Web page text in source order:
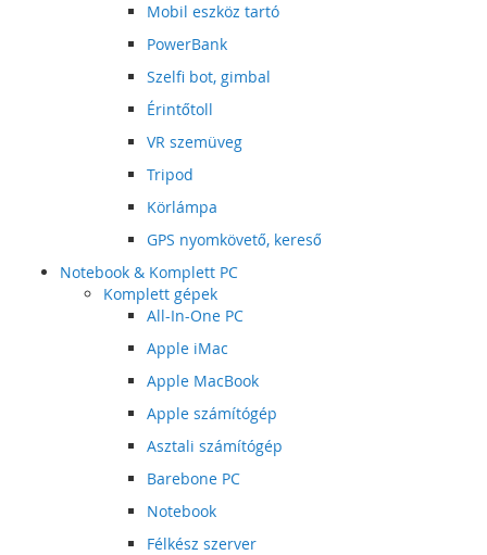
Mobil eszköz tartó
PowerBank
Szelfi bot, gimbal
Érintőtoll
VR szemüveg
Tripod
Körlámpa
GPS nyomkövető, kereső
Notebook & Komplett PC
Komplett gépek
All-In-One PC
Apple iMac
Apple MacBook
Apple számítógép
Asztali számítógép
Barebone PC
Notebook
Félkész szerver